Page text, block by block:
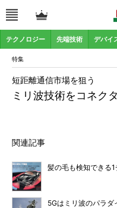
テクノロジー 先端技術 デバイ
特集
ミリ波技術をコネク
短距離通信市場を狙う
関連記事
髪の毛も検知できる
5Gはミリ波のパラダ